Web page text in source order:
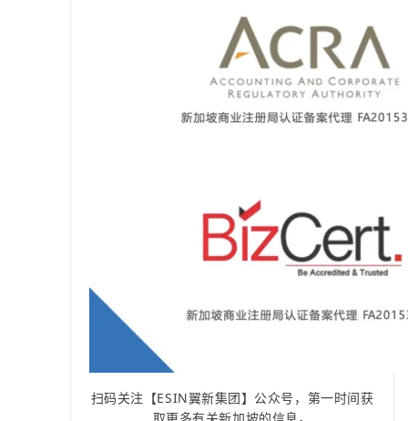
扫码关注【ESIN翼新集团】公众号，第一时间获